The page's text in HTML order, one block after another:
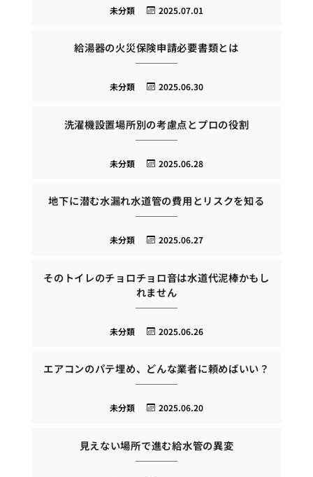
2025.07.01
未分類
給湯器の火災保険申請必要書類とは
2025.06.30
未分類
洗濯機設置場所別の考慮点とプロの役割
2025.06.28
未分類
地下に潜む水漏れ水道管の費用とリスクを知る
2025.06.27
未分類
そのトイレのチョロチョロ音は水道代泥棒かもし
れません
2025.06.26
未分類
エアコンのパテ埋め、どんな業者に頼めばいい？
2025.06.20
未分類
見えない場所で進む給水管の異変